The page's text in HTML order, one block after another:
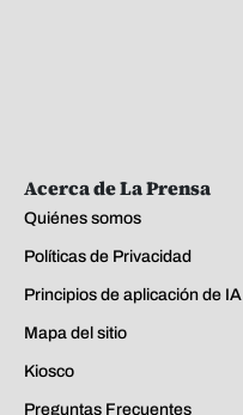
Acerca de La Prensa
Quiénes somos
Políticas de Privacidad
Principios de aplicación de IA
Mapa del sitio
Kiosco
Preguntas Frecuentes